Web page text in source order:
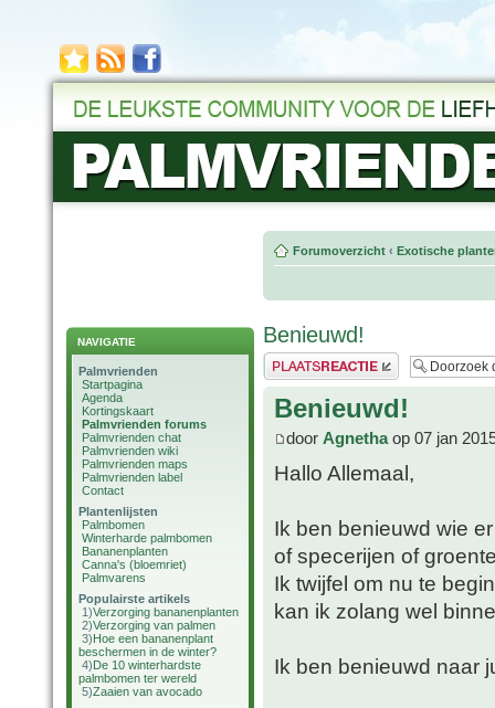
NAVIGATIE
Palmvrienden
Startpagina
Agenda
Kortingskaart
Palmvrienden forums
Palmvrienden chat
Palmvrienden wiki
Palmvrienden maps
Palmvrienden label
Contact
Plantenlijsten
Palmbomen
Winterharde palmbomen
Bananenplanten
Canna's (bloemriet)
Palmvarens
Populairste artikels
1)Verzorging bananenplanten
2)Verzorging van palmen
3)Hoe een bananenplant
beschermen in de winter?
4)De 10 winterhardste
palmbomen ter wereld
5)Zaaien van avocado
Forumoverzicht ‹ Exotische
Benieuwd!
Plaats een reactie
Benieuwd!
door Agnethaop 07 jan
Hallo Allemaal,
Ik ben benieuwd wie
of specerijen of
Ik twijfel om nu te
kan ik zolang wel
Ik ben benieuwd naar